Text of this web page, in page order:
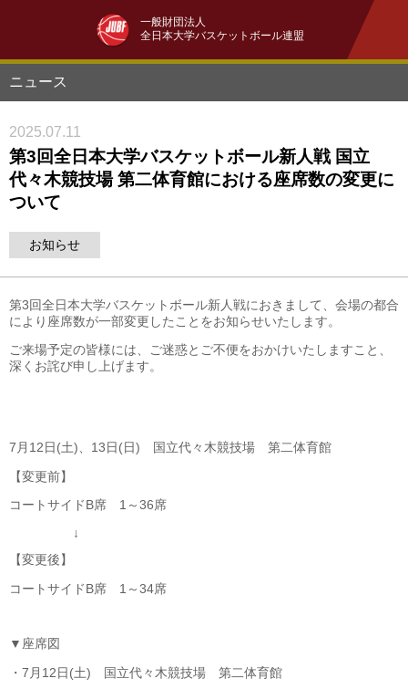
一般財団法人
全日本大学バスケットボール連盟
ニュース
2025.07.11
第3回全日本大学バスケットボール新人戦 国立
代々木競技場 第二体育館における座席数の変更に
ついて
お知らせ
第3回全日本大学バスケットボール新人戦におきまして、会場の都合
により座席数が一部変更したことをお知らせいたします。
ご来場予定の皆様には、ご迷惑とご不便をおかけいたしますこと、
深くお詫び申し上げます。
7月12日(土)、13日(日) 国立代々木競技場 第二体育館
【変更前】
コートサイドB席 1～36席
↓
【変更後】
コートサイドB席 1～34席
▼座席図
・7月12日(土) 国立代々木競技場 第二体育館